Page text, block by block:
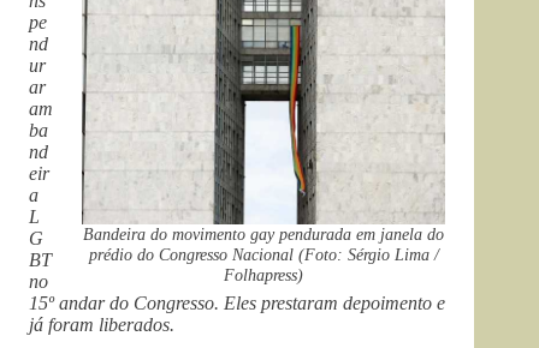
Bandeira do movimento gay pendurada em janela do
prédio do Congresso Nacional (Foto: Sérgio Lima /
Folhapress)
pe
nd
ur
ar
am
ba
nd
eir
a
L
G
BT
no
15º andar do Congresso. Eles prestaram depoimento e
já foram liberados.